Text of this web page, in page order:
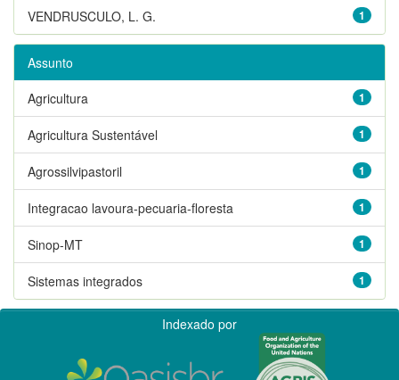
1
VENDRUSCULO, L. G.
Assunto
1
Agricultura
1
Agricultura Sustentável
1
Agrossilvipastoril
1
Integracao lavoura-pecuaria-floresta
1
Sinop-MT
1
Sistemas integrados
Indexado por